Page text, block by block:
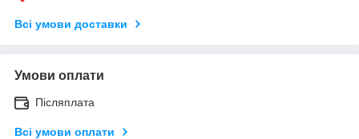
Всі умови доставки
Умови оплати
Післяплата
Всі умови оплати